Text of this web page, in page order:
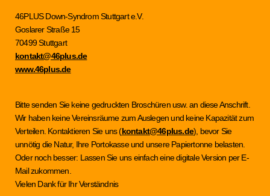
46PLUS Down-Syndrom Stuttgart e.V.
Goslarer Straße 15
70499 Stuttgart
kontakt@46plus.de
www.46plus.de
Bitte senden Sie keine gedruckten Broschüren usw. an diese Anschrift.
Wir haben keine Vereinsräume zum Auslegen und keine Kapazität zum
Verteilen. Kontaktieren Sie uns (kontakt@46plus.de), bevor Sie
unnötig die Natur, Ihre Portokasse und unsere Papiertonne belasten.
Oder noch besser: Lassen Sie uns einfach eine digitale Version per E-
Mail zukommen.
Vielen Dank für Ihr Verständnis